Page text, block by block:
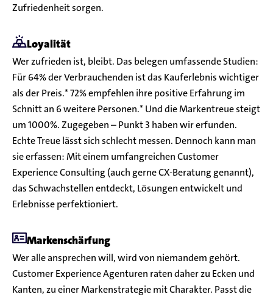
Zufriedenheit sorgen.
Loyalität
Wer zufrieden ist, bleibt. Das belegen umfassende Studien:
Für 64% der Verbrauchenden ist das Kauferlebnis wichtiger
als der Preis.* 72% empfehlen ihre positive Erfahrung im
Schnitt an 6 weitere Personen.* Und die Markentreue steigt
um 1000%. Zugegeben – Punkt 3 haben wir erfunden.
Echte Treue lässt sich schlecht messen. Dennoch kann man
sie erfassen: Mit einem umfangreichen Customer
Experience Consulting (auch gerne CX-Beratung genannt),
das Schwachstellen entdeckt, Lösungen entwickelt und
Erlebnisse perfektioniert.
Markenschärfung
Wer alle ansprechen will, wird von niemandem gehört.
Customer Experience Agenturen raten daher zu Ecken und
Kanten, zu einer Markenstrategie mit Charakter. Passt die